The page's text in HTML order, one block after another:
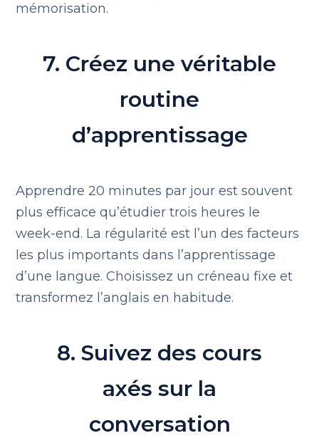
mémorisation.
7. Créez une véritable
routine
d’apprentissage
Apprendre 20 minutes par jour est souvent
plus efficace qu’étudier trois heures le
week-end. La régularité est l’un des facteurs
les plus importants dans l’apprentissage
d’une langue. Choisissez un créneau fixe et
transformez l’anglais en habitude.
8. Suivez des cours
axés sur la
conversation